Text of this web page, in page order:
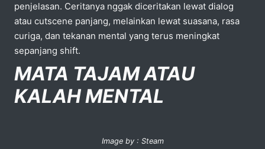
penjelasan. Ceritanya nggak diceritakan lewat dialog
atau cutscene panjang, melainkan lewat suasana, rasa
curiga, dan tekanan mental yang terus meningkat
sepanjang shift.
MATA TAJAM ATAU
KALAH MENTAL
Image by : Steam